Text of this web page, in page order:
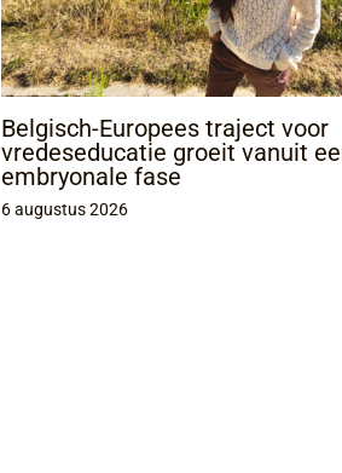
Belgisch-Europees traject voor
vredeseducatie groeit vanuit
embryonale fase
6 augustus 2026